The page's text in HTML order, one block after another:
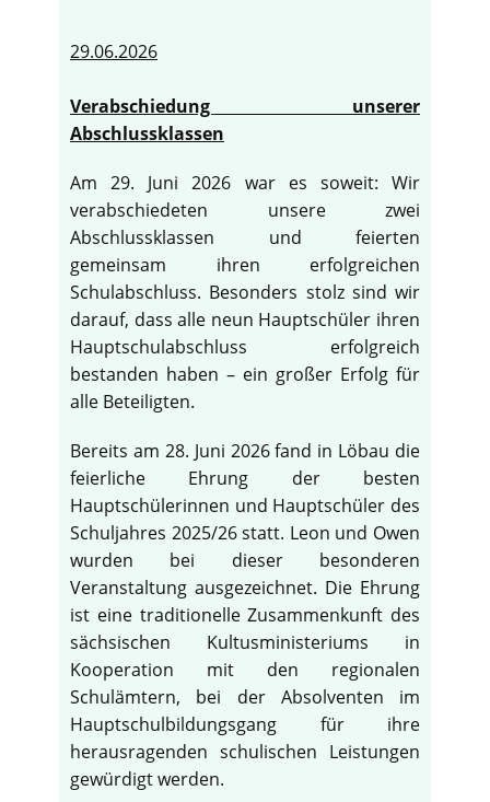
29.06.2026
Verabschiedung unserer
Abschlussklassen
Am 29. Juni 2026 war es soweit: Wir
verabschiedeten unsere zwei
Abschlussklassen und feierten
gemeinsam ihren erfolgreichen
Schulabschluss. Besonders stolz sind wir
darauf, dass alle neun Hauptschüler ihren
Hauptschulabschluss erfolgreich
bestanden haben – ein großer Erfolg für
alle Beteiligten.
Bereits am 28. Juni 2026 fand in Löbau die
feierliche Ehrung der besten
Hauptschülerinnen und Hauptschüler des
Schuljahres 2025/26 statt. Leon und Owen
wurden bei dieser besonderen
Veranstaltung ausgezeichnet. Die Ehrung
ist eine traditionelle Zusammenkunft des
sächsischen Kultusministeriums in
Kooperation mit den regionalen
Schulämtern, bei der Absolventen im
Hauptschulbildungsgang für ihre
herausragenden schulischen Leistungen
gewürdigt werden.